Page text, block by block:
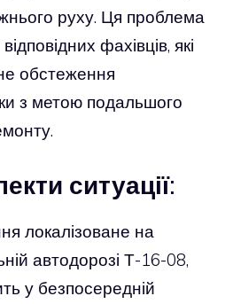
руху. Ця проблема
фахівців, які
обстеження
з метою подальшого
ситуації:
локалізоване на
автодорозі Т-16-08,
у безпосередній